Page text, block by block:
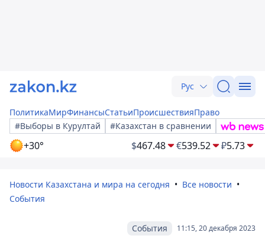
Рус
ПолитикаМирФинансыСтатьиПроисшествияПраво
#Выборы в Курултай
#Казахстан в сравнении
+30° $467.48 €539.52 ₽5.73
Новости Казахстана и мира на сегодня
Все новости
События
11:15, 20 декабря 2023
События